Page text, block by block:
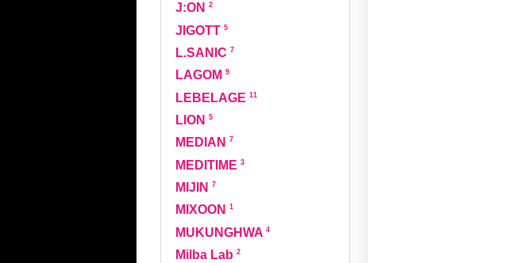
J:ON 2
JIGOTT 5
L.SANIC 7
LAGOM 9
LEBELAGE 11
LION 5
MEDIAN 7
MEDITIME 3
MIJIN 7
MIXOON 1
MUKUNGHWA 4
Milba Lab 2